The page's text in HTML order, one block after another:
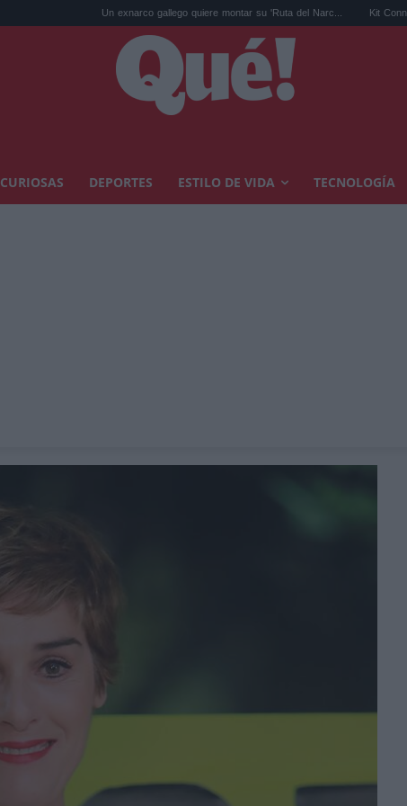
Un exnarco gallego quiere montar su 'Ruta del Narc... Kit Connor será
CURIOSAS DEPORTES ESTILO DE VIDA TECNOLOGÍA